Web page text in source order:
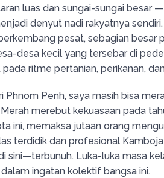
luas dan sungai-sungai besar
denyut nadi rakyatnya
pesat, sebagian besar
desa kecil yang tersebar di
ritme pertanian, perikanan,
Phnom Penh, saya masih bisa
merebut kekuasaan pada
ini, memaksa jutaan orang
terdidik dan profesional
sini—terbunuh. Luka-luka masa
ingatan kolektif bangsa ini.